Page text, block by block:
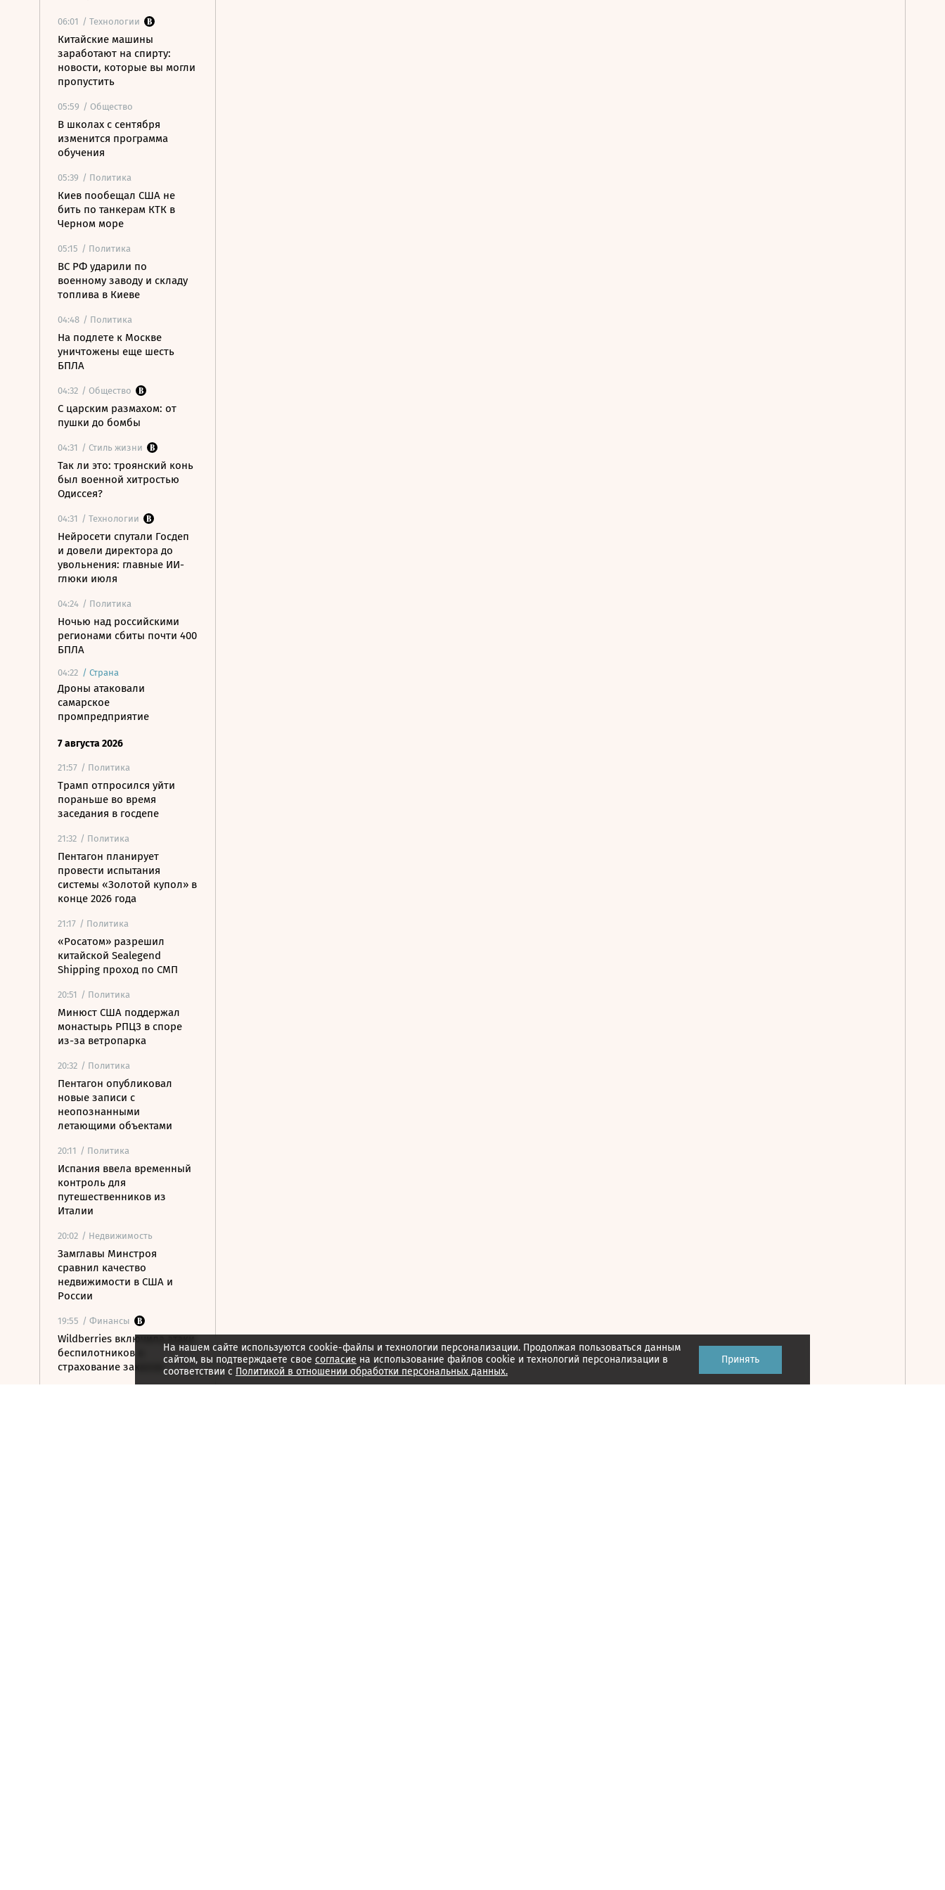
06:01 / Технологии
Китайские машины
заработают на спирту:
новости, которые вы могли
пропустить
05:59 / Общество
В школах с сентября
изменится программа
обучения
05:39 / Политика
Киев пообещал США не
бить по танкерам КТК в
Черном море
05:15 / Политика
ВС РФ ударили по
военному заводу и складу
топлива в Киеве
04:48 / Политика
На подлете к Москве
уничтожены еще шесть
БПЛА
04:32 / Общество
С царским размахом: от
пушки до бомбы
04:31 / Стиль жизни
Так ли это: троянский конь
был военной хитростью
Одиссея?
04:31 / Технологии
Нейросети спутали Госдеп
и довели директора до
увольнения: главные ИИ-
глюки июля
04:24 / Политика
Ночью над российскими
регионами сбиты почти 400
БПЛА
04:22 / Страна
Дроны атаковали
самарское
промпредприятие
7 августа 2026
21:57 / Политика
Трамп отпросился уйти
пораньше во время
заседания в госдепе
21:32 / Политика
Пентагон планирует
провести испытания
системы «Золотой купол» в
конце 2026 года
21:17 / Политика
«Росатом» разрешил
китайской Sealegend
Shipping проход по СМП
20:51 / Политика
Минюст США поддержал
монастырь РПЦЗ в споре
из-за ветропарка
20:32 / Политика
Пентагон опубликовал
новые записи с
неопознанными
летающими объектами
20:11 / Политика
Испания ввела временный
контроль для
путешественников из
Италии
20:02 / Недвижимость
Замглавы Минстроя
сравнил качество
недвижимости в США и
России
19:55 / Финансы
Wildberries включила атаки
беспилотников в
страхование заказов
На нашем сайте используются cookie-файлы и технологии персонализации. Продолжая пользоваться данным
сайтом, вы подтверждаете свое согласие на использование файлов cookie и технологий персонализации в
соответствии с Политикой в отношении обработки персональных данных.
Принять